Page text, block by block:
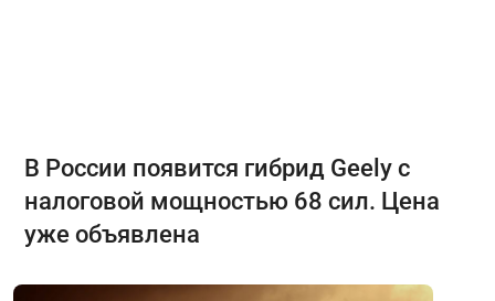
В России появится гибрид Geely с
налоговой мощностью 68 сил. Цена
уже объявлена